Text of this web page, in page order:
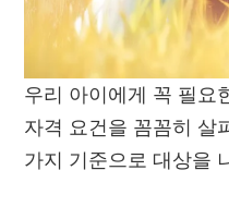
우리 아이에게 꼭 필요
자격 요건을 꼼꼼히 살
가지 기준으로 대상을